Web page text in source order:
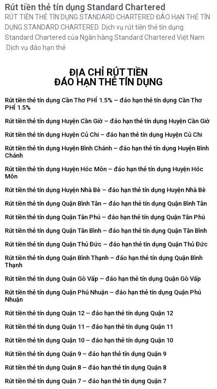
Rút tiền thẻ tín dụng Standard Chartered
RÚT TIỀN THẺ TÍN DỤNG STANDARD CHARTERED ĐÁO HẠN THẺ TÍN
DỤNG STANDARD CHARTERED Dịch vụ rút tiền thẻ tín dụng
Standard Chartered của Ngân hàng Standard Chartered Việt Nam
Dịch vụ đáo hạn thẻ
ĐỊA CHỈ RÚT TIỀN
ĐÁO HẠN THẺ TÍN DỤNG
Rút tiền thẻ tín dụng Cần Thơ PHÍ 1.5% – đáo hạn thẻ tín dụng Cần Thơ
PHÍ 1.5%
Rút tiền thẻ tín dụng Huyện Cần Giờ – đáo hạn thẻ tín dụng Huyện Cần Giờ
Rút tiền thẻ tín dụng Huyện Củ Chi – đáo hạn thẻ tín dụng Huyện Củ Chi
Rút tiền thẻ tín dụng Huyện Bình Chánh – đáo hạn thẻ tín dụng Huyện Bình
Chánh
Rút tiền thẻ tín dụng Huyện Hóc Môn – đáo hạn thẻ tín dụng Huyện Hóc
Môn
Rút tiền thẻ tín dụng Huyện Nhà Bè – đáo hạn thẻ tín dụng Huyện Nhà Bè
Rút tiền thẻ tín dụng Quận Bình Tân – đáo hạn thẻ tín dụng Quận Bình Tân
Rút tiền thẻ tín dụng Quận Tân Phú – đáo hạn thẻ tín dụng Quận Tân Phú
Rút tiền thẻ tín dụng Quận Tân Bình – đáo hạn thẻ tín dụng Quận Tân Bình
Rút tiền thẻ tín dụng Quận Thủ Đức – đáo hạn thẻ tín dụng Quận Thủ Đức
Rút tiền thẻ tín dụng Quận Bình Thạnh – đáo hạn thẻ tín dụng Quận Bình
Thạnh
Rút tiền thẻ tín dụng Quận Gò Vấp – đáo hạn thẻ tín dụng Quận Gò Vấp
Rút tiền thẻ tín dụng Quận Phú Nhuận – đáo hạn thẻ tín dụng Quận Phú
Nhuận
Rút tiền thẻ tín dụng Quận 12 – đáo hạn thẻ tín dụng Quận 12
Rút tiền thẻ tín dụng Quận 11 – đáo hạn thẻ tín dụng Quận 11
Rút tiền thẻ tín dụng Quận 10 – đáo hạn thẻ tín dụng Quận 10
Rút tiền thẻ tín dụng Quận 9 – đáo hạn thẻ tín dụng Quận 9
Rút tiền thẻ tín dụng Quận 8 – đáo hạn thẻ tín dụng Quận 8
Rút tiền thẻ tín dụng Quận 7 – đáo hạn thẻ tín dụng Quận 7